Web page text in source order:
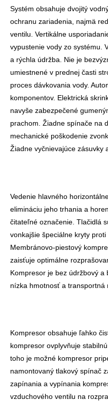
Systém obsahuje dvojitý
ochranu zariadenia, najmä
ventilu. Vertikálne
vypustenie vody zo systému.
a rýchla údržba. Nie je
umiestnené v prednej časti
proces dávkovania vody.
komponentov. Elektrická
navyše zabezpečené
prachom. Žiadne spínače na
mechanické poškodenie
Žiadne vyčnievajúce zásuvky
Vedenie hlavného
elimináciu jeho trhania a
čitateľné označenie. Tlačidlá
vonkajšie špeciálne kryty proti
Membránovo-piestový
zaisťuje optimálne
Kompresor je bez údržbový a
nízka hmotnosť a transportná
Kompresor obsahuje ľahko
kompresor ovplyvňuje
toho je možné kompresor
namontovaný tlakový spínač
zapínania a vypínania
vzduchového ventilu na